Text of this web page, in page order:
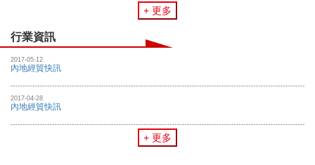
+ 更多
行業資訊
2017-05-12
內地經貿快訊
2017-04-28
內地經貿快訊
+ 更多